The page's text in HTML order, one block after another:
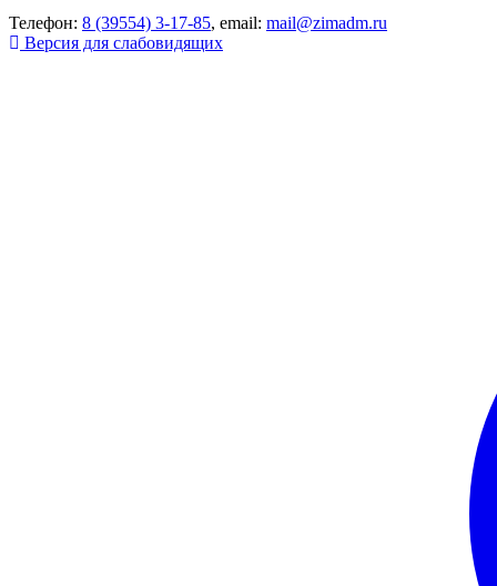
Телефон: 8 (39554) 3-17-85, email: mail@zimadm.ru
Версия для слабовидящих